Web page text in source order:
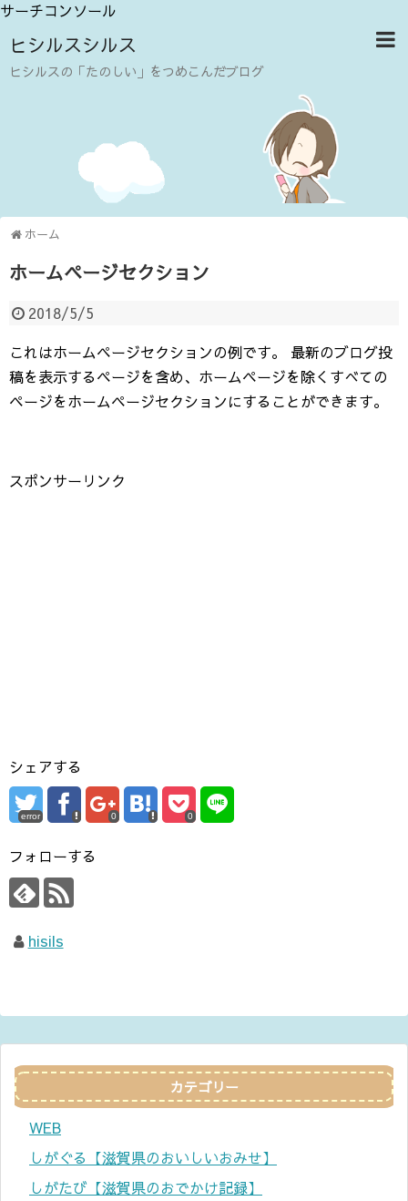
サーチコンソール
ヒシルスシルス
ヒシルスの「たのしい」をつめこんだブログ
ホーム
ホームページセクション
2018/5/5
これはホームページセクションの例です。 最新のブログ投
稿を表示するページを含め、ホームページを除くすべての
ページをホームページセクションにすることができます。
スポンサーリンク
シェアする
error 0 0
フォローする
hisils
カテゴリー
WEB
しがぐる【滋賀県のおいしいおみせ】
しがたび【滋賀県のおでかけ記録】